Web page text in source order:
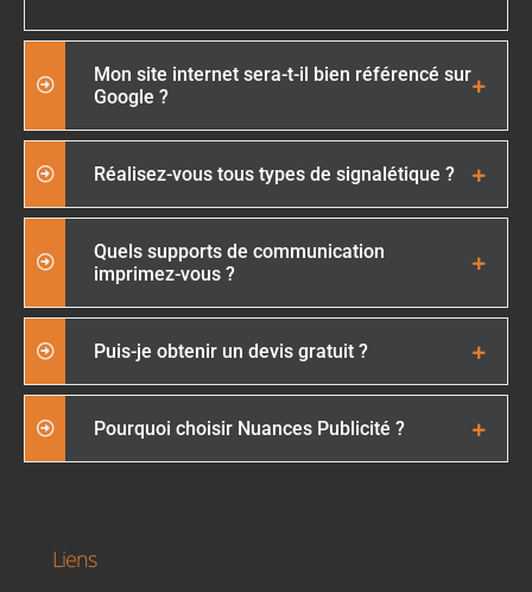
Mon site internet sera-t-il bien référencé sur
Google ?
Réalisez-vous tous types de signalétique ?
Quels supports de communication
imprimez-vous ?
Puis-je obtenir un devis gratuit ?
Pourquoi choisir Nuances Publicité ?
Liens